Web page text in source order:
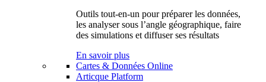
Outils tout-en-un pour préparer les données,
les analyser sous l’angle géographique, faire
des simulations et diffuser ses résultats
En savoir plus
Cartes & Données Online
Articque Platform